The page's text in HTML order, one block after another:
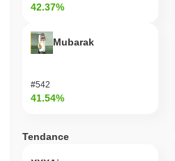
42.37%
Mubarak
#542
41.54%
Tendance